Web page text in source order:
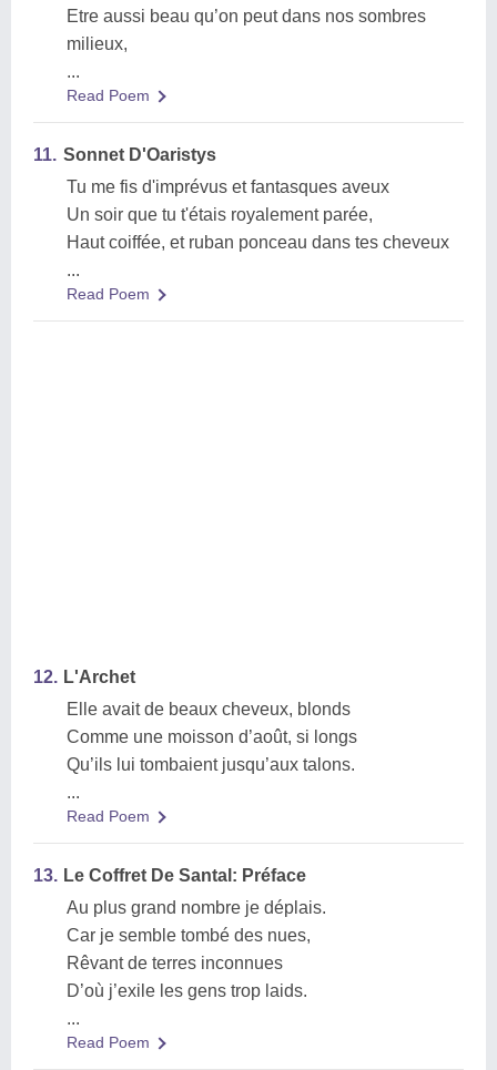
Etre aussi beau qu’on peut dans nos sombres
milieux,
...
Read Poem
11. Sonnet D'Oaristys
Tu me fis d'imprévus et fantasques aveux
Un soir que tu t'étais royalement parée,
Haut coiffée, et ruban ponceau dans tes cheveux
...
Read Poem
12. L'Archet
Elle avait de beaux cheveux, blonds
Comme une moisson d’août, si longs
Qu’ils lui tombaient jusqu’aux talons.
...
Read Poem
13. Le Coffret De Santal: Préface
Au plus grand nombre je déplais.
Car je semble tombé des nues,
Rêvant de terres inconnues
D’où j’exile les gens trop laids.
...
Read Poem